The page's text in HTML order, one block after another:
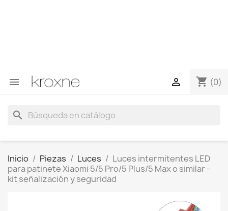
 shopping_cart (0)

search
Inicio Piezas Luces
Luces intermitentes LED
para patinete Xiaomi 5/5 Pro/5 Plus/5 Max o similar -
kit señalización y seguridad